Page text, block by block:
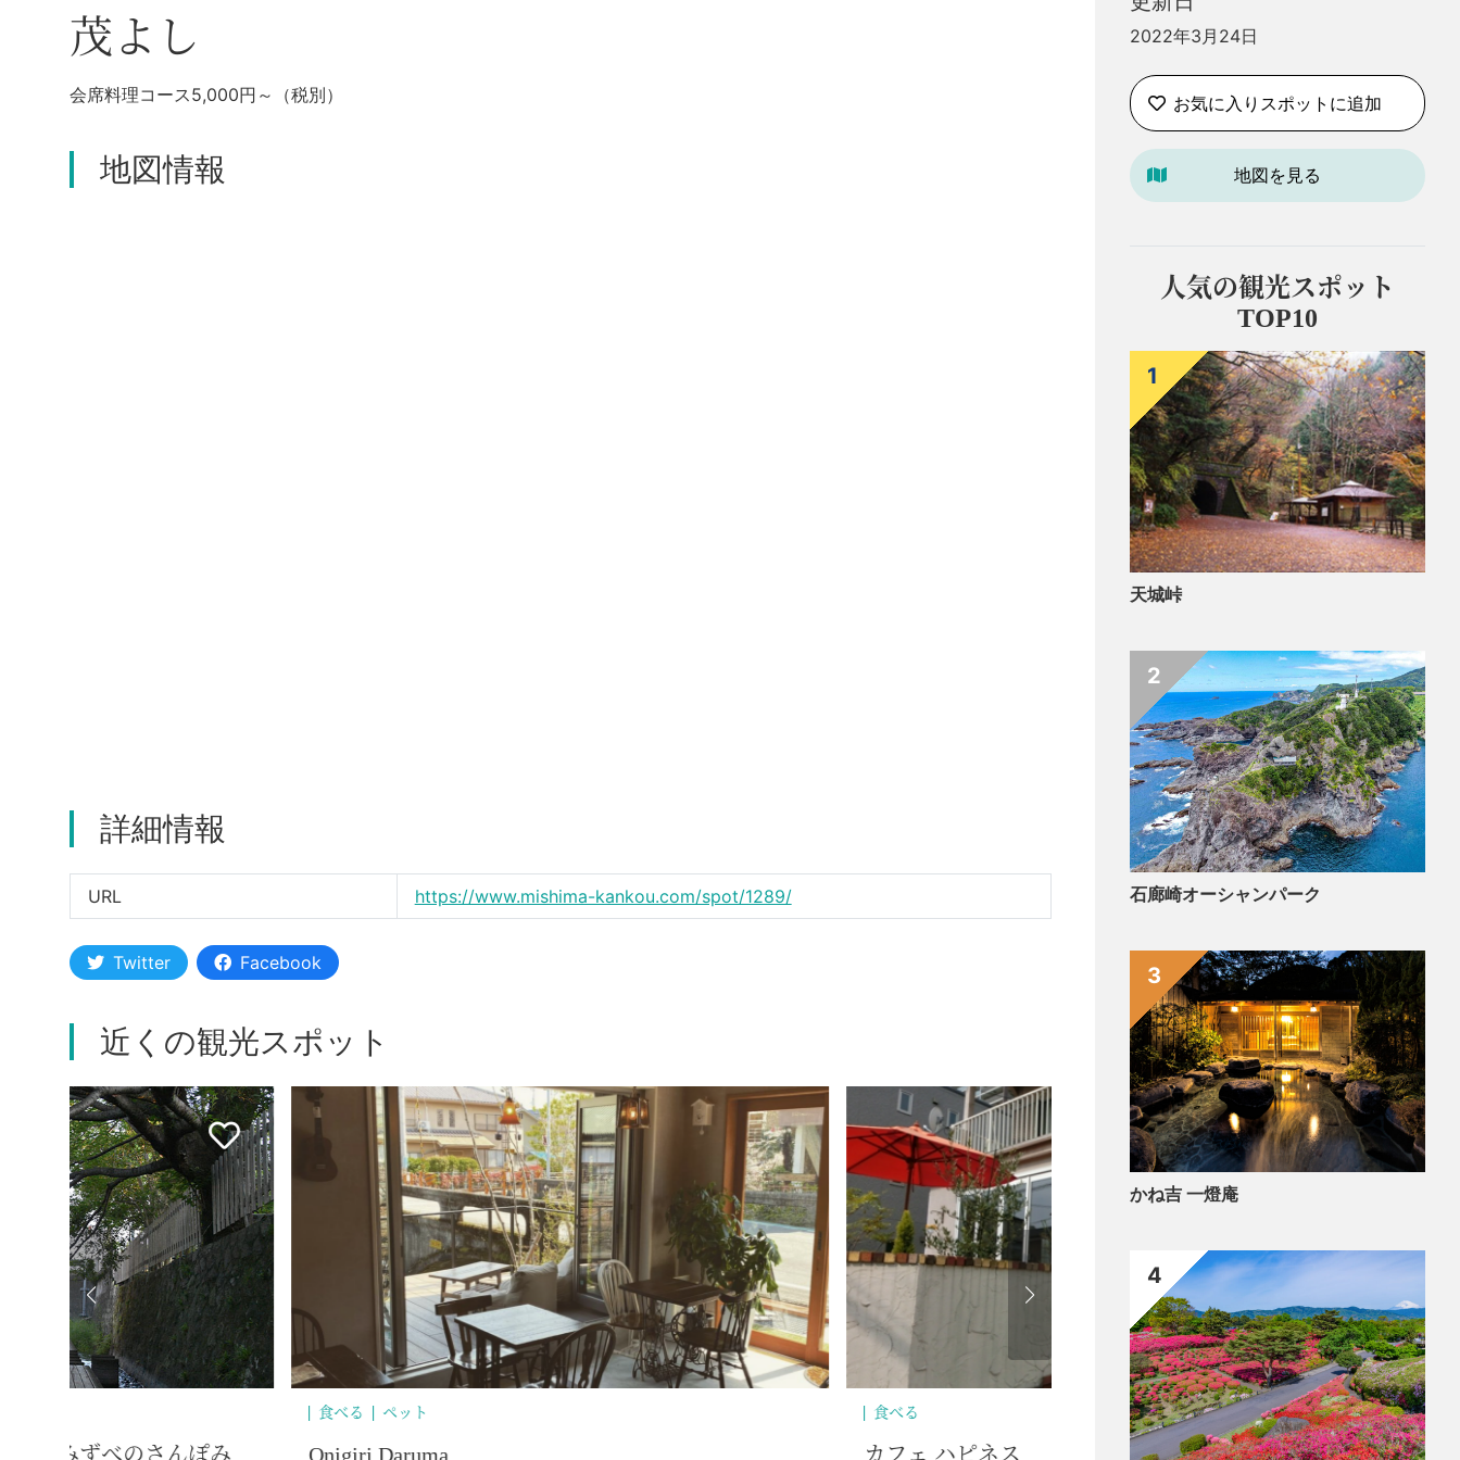
茂よし
会席料理コース5,000円～（税別）
地図情報
詳細情報
URL https://www.mishima-kankou.com/spot/1289/
Twitter Facebook
近くの観光スポット
食べる
カフェ ハピネス
歴史・文化
朝旅スポット｜三石神社～時の鐘（みついしじんじ
2022年3月24日
お気に入りスポットに追加
地図を見る
人気の観光スポット
TOP10
天城峠
1
石廊崎オーシャンパーク
2
かね吉 一燈庵
3
4